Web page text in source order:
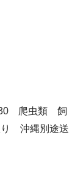
爬虫類 飼
沖縄別途送